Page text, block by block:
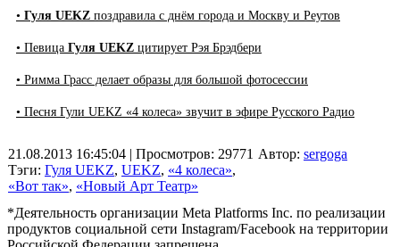
• Гуля UEKZ поздравила с днём города и Москву и Реутов
• Певица Гуля UEKZ цитирует Рэя Брэдбери
• Римма Грасс делает образы для большой фотосессии
• Песня Гули UEKZ «4 колеса» звучит в эфире Русского Радио
21.08.2013 16:45:04 | Просмотров: 29771
Тэги: Гуля UEKZ, UEKZ, «4 колеса»,
«Вот так», «Новый Арт Театр»
Автор: sergoga
*Деятельность организации Meta Platforms Inc. по реализации
продуктов социальной сети Instagram/Facebook на территории